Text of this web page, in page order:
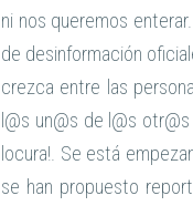
ni nos queremos
de desinformación
crezca entre las
l@s un@s de l@s
locura!. Se está
se han propuesto